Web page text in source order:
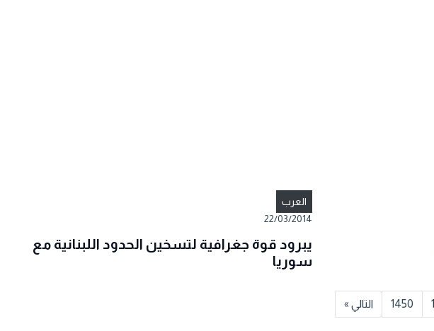
العرب
22/03/2014
يبرود قوة جغرافية لتسخين الحدود اللبنانية مع
سوريا
1450 التالي »